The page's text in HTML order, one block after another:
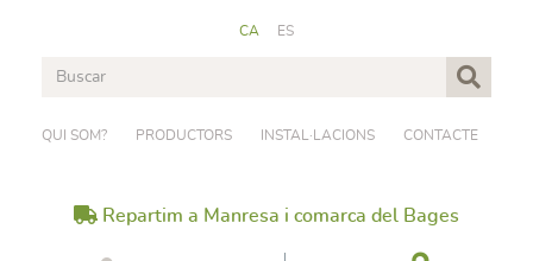
CA ES
QUI SOM? PRODUCTORS INSTAL·LACIONS CONTACTE
Repartim a Manresa i comarca del Bages